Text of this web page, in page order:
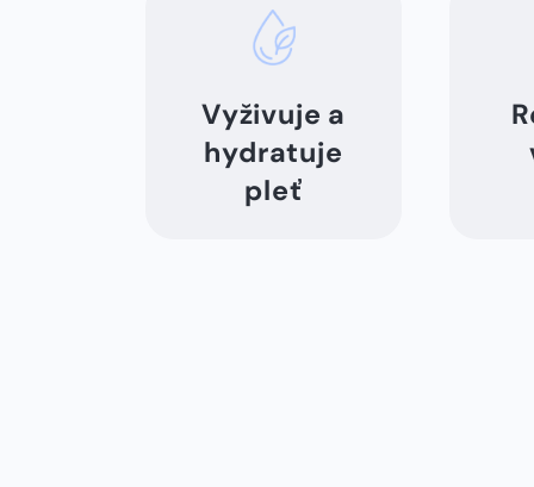
Vyživuje a
hydratuje
pleť